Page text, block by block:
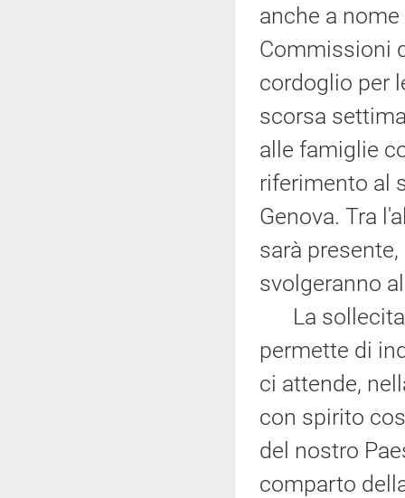
anche a
Commissioni
cordoglio per
scorsa
alle famiglie
riferimento al
Genova. Tra
sarà
svolgeranno
La sollecita
permette di
ci attende,
con spirito
del nostro
comparto